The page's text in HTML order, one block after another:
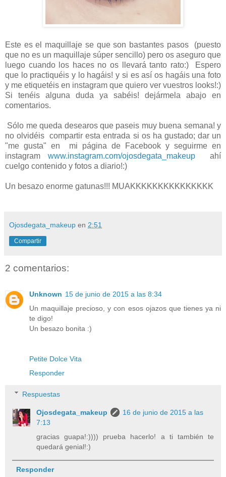
Este es el maquillaje se que son bastantes pasos (puesto
que no es un maquillaje súper sencillo) pero os aseguro que
luego cuando los haces no os llevará tanto rato:) Espero
que lo practiquéis y lo hagáis! y si es así os hagáis una foto
y me etiquetéis en instagram que quiero ver vuestros looks!:)
Si tenéis alguna duda ya sabéis! dejármela abajo en
comentarios.
Sólo me queda desearos que paseis muy buena semana! y
no olvidéis compartir esta entrada si os ha gustado; dar un
"me gusta" en mi página de Facebook y seguirme en
instagram www.instagram.com/ojosdegata_makeupahí
cuelgo contenido y fotos a diario!:)
Un besazo enorme gatunas!!! MUAKKKKKKKKKKKKKKK
Ojosdegata_makeup en 2:51
Compartir
2 comentarios:
Unknown 15 de junio de 2015 a las 8:34
Un maquillaje precioso, y con esos ojazos que tienes ya ni
te digo!
Un besazo bonita :)
Petite Dolce Vita
Responder
Respuestas
Ojosdegata_makeup
16 de junio de 2015 a las
7:13
gracias guapa!:)))) prueba hacerlo! a ti también te
quedará genial!:)
Responder